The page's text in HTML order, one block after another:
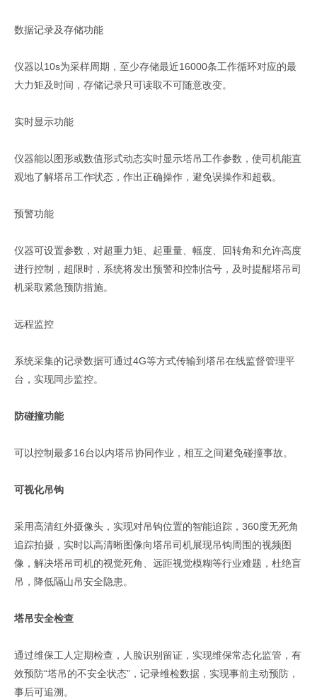
数据记录及存储功能
仪器以10s为采样周期，至少存储最近16000条工作循环对应的最
大力矩及时间，存储记录只可读取不可随意改变。
实时显示功能
仪器能以图形或数值形式动态实时显示塔吊工作参数，使司机能直
观地了解塔吊工作状态，作出正确操作，避免误操作和超载。
预警功能
仪器可设置参数，对超重力矩、起重量、幅度、回转角和允许高度
进行控制，超限时，系统将发出预警和控制信号，及时提醒塔吊司
机采取紧急预防措施。
远程监控
系统采集的记录数据可通过4G等方式传输到塔吊在线监督管理平
台，实现同步监控。
防碰撞功能
可以控制最多16台以内塔吊协同作业，相互之间避免碰撞事故。
可视化吊钩
采用高清红外摄像头，实现对吊钩位置的智能追踪，360度无死角
追踪拍摄，实时以高清晰图像向塔吊司机展现吊钩周围的视频图
像，解决塔吊司机的视觉死角、远距视觉模糊等行业难题，杜绝盲
吊，降低隔山吊安全隐患。
塔吊安全检查
通过维保工人定期检查，人脸识别留证，实现维保常态化监管，有
效预防“塔吊的不安全状态”，记录维检数据，实现事前主动预防，
事后可追溯。